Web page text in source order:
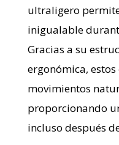
ultraligero
inigualable
Gracias a su
ergonómica,
movimientos
proporcionando
incluso después